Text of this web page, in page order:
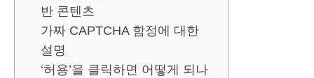
반 콘텐츠
가짜 CAPTCHA 함정에 대한
설명
‘허용’을 클릭하면 어떻게 되나